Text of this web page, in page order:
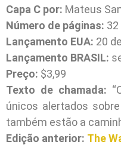
Capa C por: Mateus
Número de páginas: 32
Lançamento EUA: 20
Lançamento BRASIL:
Preço: $3,99
Texto de chamada:
únicos alertados
também estão a
Edição anterior: The